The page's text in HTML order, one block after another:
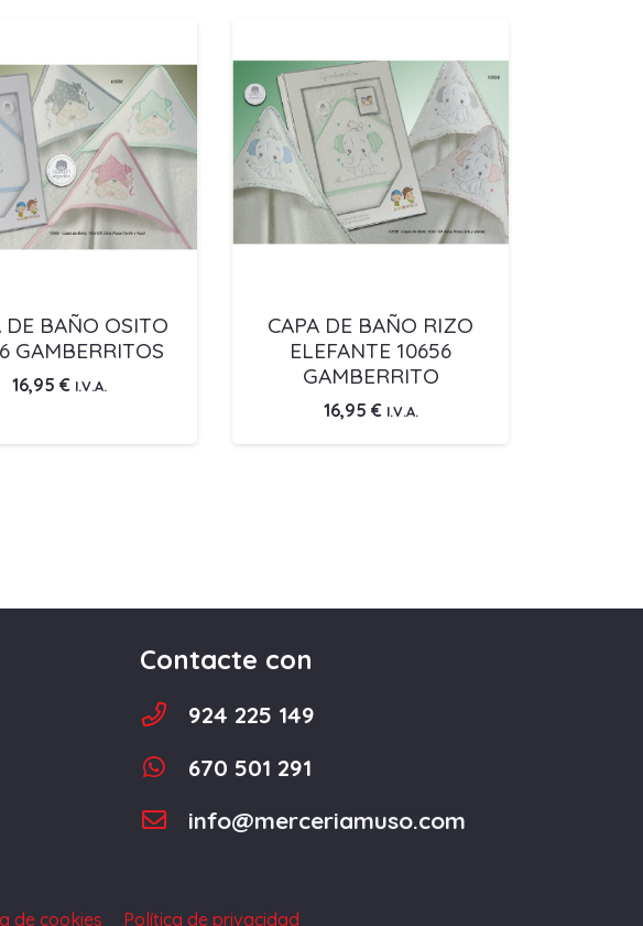
DE BAÑO OSITO
GAMBERRITOS
16,95 € I.V.A.
CAPA DE BAÑO RIZO
ELEFANTE 10656
GAMBERRITO
16,95 € I.V.A.
Contacte con
924 225 149
670 501 291
info@merceriamuso.com
de cookies Política de privacidad